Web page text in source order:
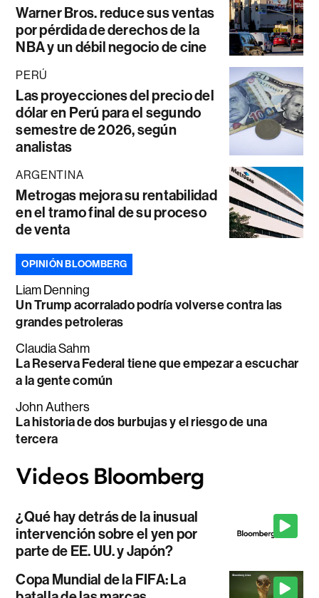
Warner Bros. reduce sus ventas
por pérdida de derechos de la
NBA y un débil negocio de cine
PERÚ
Las proyecciones del precio del
dólar en Perú para el segundo
semestre de 2026, según
analistas
ARGENTINA
Metrogas mejora su rentabilidad
en el tramo final de su proceso
de venta
OPINIÓN BLOOMBERG
Liam Denning
Un Trump acorralado podría volverse contra las
grandes petroleras
Claudia Sahm
La Reserva Federal tiene que empezar a escuchar
a la gente común
John Authers
La historia de dos burbujas y el riesgo de una
tercera
¿Qué hay detrás de la inusual
intervención sobre el yen por
parte de EE. UU. y Japón?
Copa Mundial de la FIFA: La